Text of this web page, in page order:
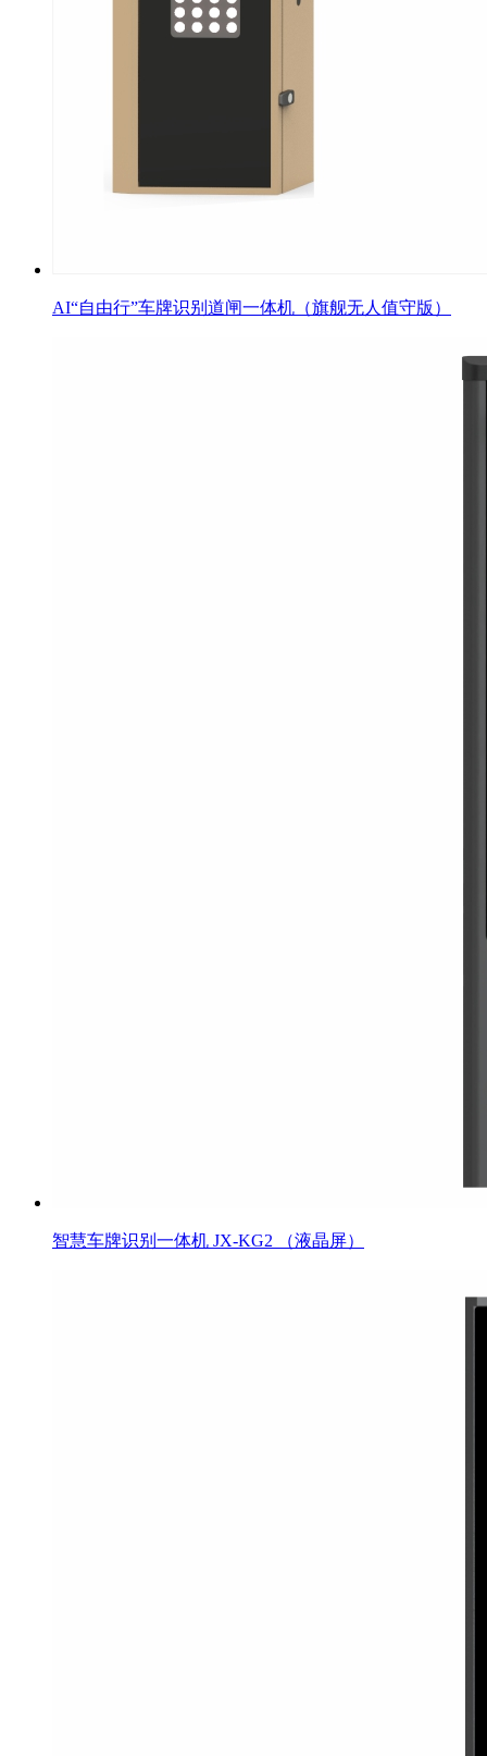
AI“自由行”车牌识别道闸一体机（旗舰无人值守版）
智慧车牌识别一体机 JX-KG2 （液晶屏）